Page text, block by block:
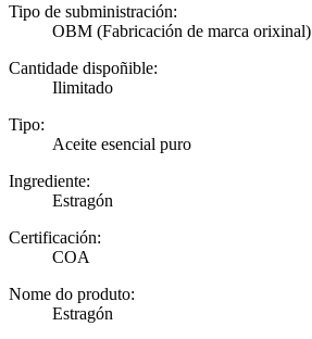
Tipo de subministración:
OBM (Fabricación de marca orixinal)
Cantidade dispoñible:
Ilimitado
Tipo:
Aceite esencial puro
Ingrediente:
Estragón
Certificación:
COA
Nome do produto:
Estragón